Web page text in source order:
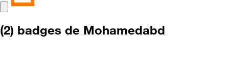
(2) badges de Mohamedabd